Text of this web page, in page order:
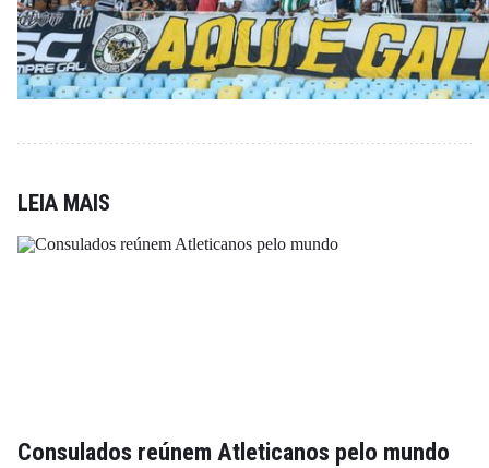
LEIA MAIS
Consulados reúnem Atleticanos pelo mundo